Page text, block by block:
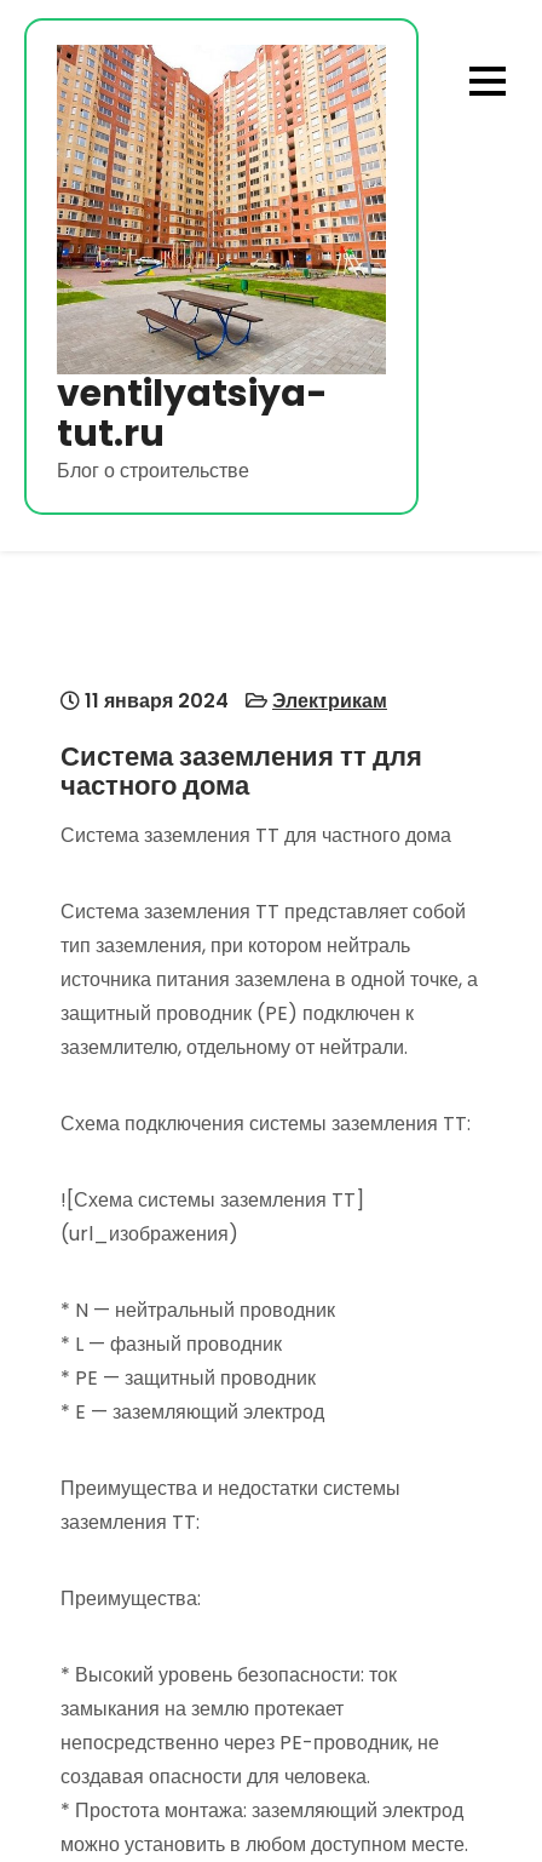
Перейти
содержимому
ventilyatsiya-
tut.ru
Блог о строительстве
11 января 2024 Электрикам
Система заземления тт для
частного дома
Система заземления TT для частного дома
Система заземления TT представляет собой
тип заземления, при котором нейтраль
источника питания заземлена в одной точке, а
защитный проводник (PE) подключен к
заземлителю, отдельному от нейтрали.
Схема подключения системы заземления TT:
![Схема системы заземления TT]
(url_изображения)
* N — нейтральный проводник
* L — фазный проводник
* PE — защитный проводник
* E — заземляющий электрод
Преимущества и недостатки системы
заземления TT:
Преимущества:
* Высокий уровень безопасности: ток
замыкания на землю протекает
непосредственно через PE-проводник, не
создавая опасности для человека.
* Простота монтажа: заземляющий электрод
можно установить в любом доступном месте.